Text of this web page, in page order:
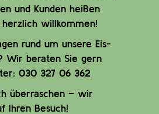
und Kunden heißen
willkommen!
rund um unsere Eis-
Wir beraten Sie gern
030 327 06 362
überraschen – wir
Ihren Besuch!